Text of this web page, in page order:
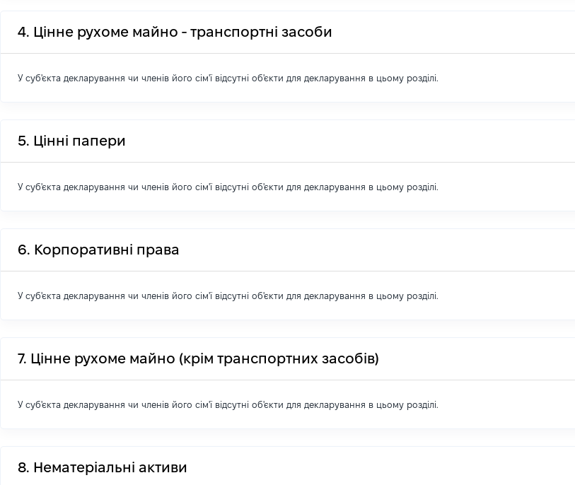
4. Цінне рухоме майно - транспортні засоби
У суб'єкта декларування чи членів його сім'ї відсутні об'єкти для декларування в цьому розділі.
5. Цінні папери
У суб'єкта декларування чи членів його сім'ї відсутні об'єкти для декларування в цьому розділі.
6. Корпоративні права
У суб'єкта декларування чи членів його сім'ї відсутні об'єкти для декларування в цьому розділі.
7. Цінне рухоме майно (крім транспортних засобів)
У суб'єкта декларування чи членів його сім'ї відсутні об'єкти для декларування в цьому розділі.
8. Нематеріальні активи